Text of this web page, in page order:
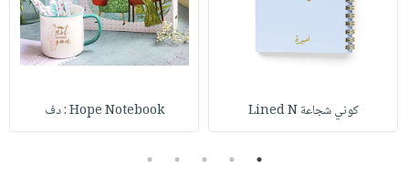
كوني شجاعة Lined N Hope Notebook : دف
1
2
3
4
5